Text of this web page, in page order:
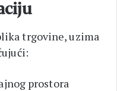
trgovine, uzima
prostora